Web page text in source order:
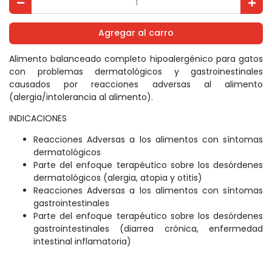
Agregar al carro
Alimento balanceado completo hipoalergénico para gatos
con problemas dermatológicos y gastroinestinales
causados por reacciones adversas al alimento
(alergia/intolerancia al alimento).
INDICACIONES
Reacciones Adversas a los alimentos con síntomas
dermatológicos
Parte del enfoque terapéutico sobre los desórdenes
dermatológicos (alergia, atopia y otitis)
Reacciones Adversas a los alimentos con síntomas
gastrointestinales
Parte del enfoque terapéutico sobre los desórdenes
gastrointestinales (diarrea crónica, enfermedad
intestinal inflamatoria)